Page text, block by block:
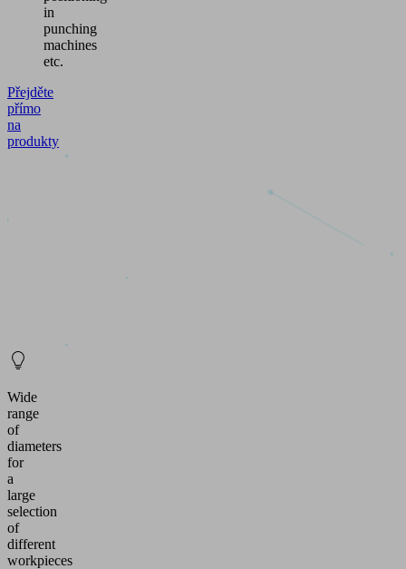
in
punching
machines
etc.
Přejděte
přímo
na
produkty
Wide
range
of
diameters
for
a
large
selection
of
different
workpieces